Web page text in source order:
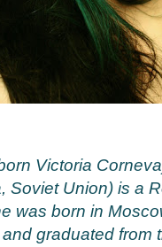
Victoria
Soviet Union) is a
was born in
graduated from